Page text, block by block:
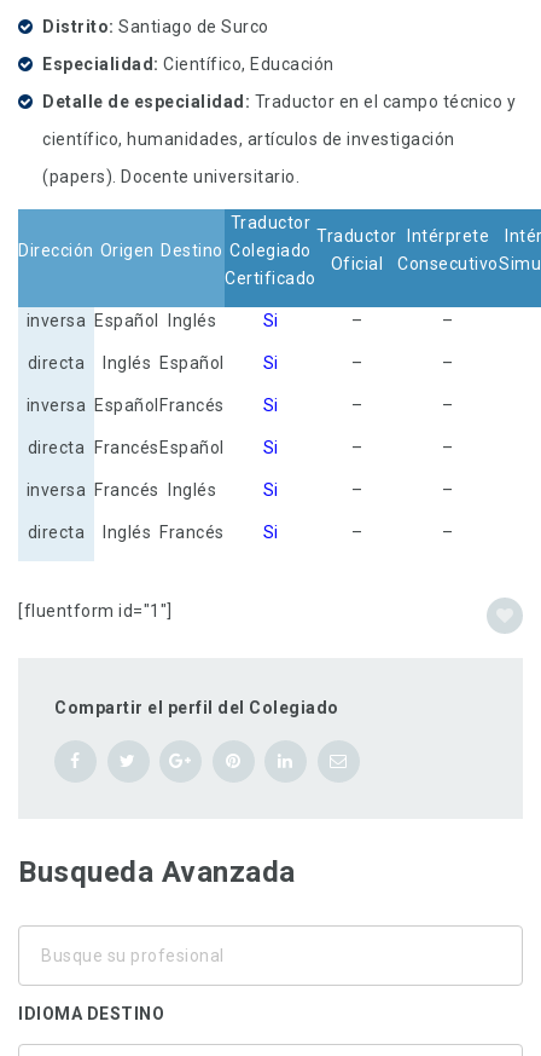
Distrito Santiago de Surco
Especialidad Científico, Educación
Detalle de especialidad
Traductor en el campo técnico y
científico, humanidades, artículos de investigación
(papers). Docente universitario.
Dirección Origen Destino
Traductor
Colegiado
Certificado
Traductor
Oficial
Intérprete
Consecutivo
inversa Español Inglés Si – –
directa Inglés Español Si – –
inversa Español Francés Si – –
directa Francés Español Si – –
inversa Francés Inglés Si – –
directa Inglés Francés Si – –
[fluentform id="1"]
Compartir el perfil del Colegiado
Busqueda Avanzada
IDIOMA DESTINO